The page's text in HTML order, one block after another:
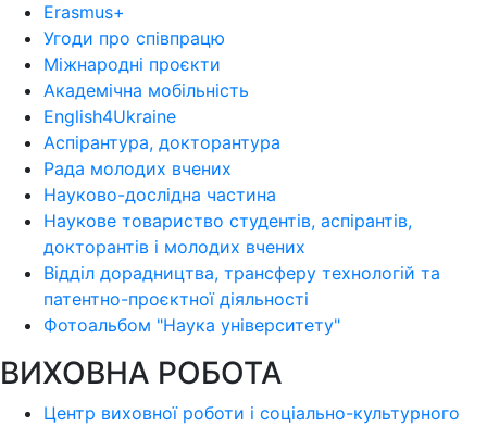
Erasmus+
Угоди про співпрацю
Міжнародні проєкти
Академічна мобільність
English4Ukraine
Аспірантура, докторантура
Рада молодих вчених
Науково-дослідна частина
Наукове товариство студентів, аспірантів,
докторантів і молодих вчених
Відділ дорадництва, трансферу технологій та
патентно-проєктної діяльності
Фотоальбом "Наука університету"
ВИХОВНА РОБОТА
Центр виховної роботи і соціально-культурного